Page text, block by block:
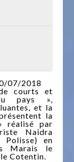
07/2018
courts et
pays »,
et la
la
réalisé par
Naidra
en
Marais le
Cotentin.